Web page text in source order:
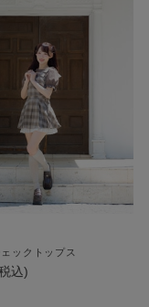
ックトップス
込)